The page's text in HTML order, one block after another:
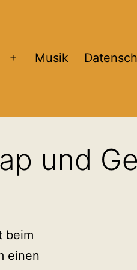
Menü
Musik
und
beim
einen